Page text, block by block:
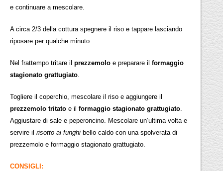
e continuare a mescolare.
A circa 2/3 della cottura spegnere il riso e tappare lasciando
riposare per qualche minuto.
Nel frattempo tritare ilprezzemolo e preparare ilformaggio
stagionato grattugiato.
Togliere il coperchio, mescolare il riso e aggiungere il
prezzemolo tritato e ilformaggio stagionato grattugiato.
Aggiustare di sale e peperoncino. Mescolare un’ultima volta e
servire ilrisotto ai funghi bello caldo con una spolverata di
prezzemolo e formaggio stagionato grattugiato.
CONSIGLI: